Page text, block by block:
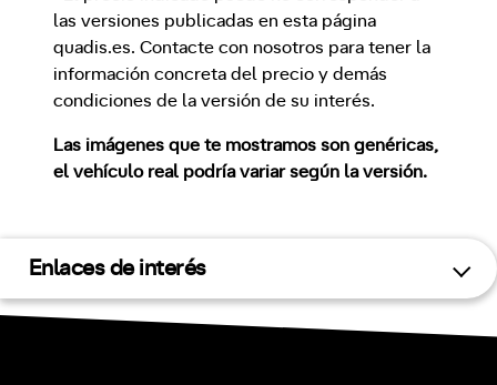
las versiones publicadas en esta página
quadis.es. Contacte con nosotros para tener la
información concreta del precio y demás
condiciones de la versión de su interés.
Las imágenes que te mostramos son genéricas,
el vehículo real podría variar según la versión.
Enlaces de interés